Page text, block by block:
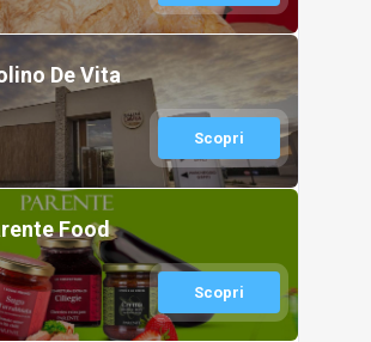
De Vita
Scopri
Food
Scopri